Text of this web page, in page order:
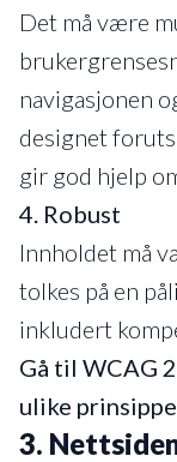
Det må være
navigasjonen
designet
gir god hjelp
4. Robust
Innholdet må
tolkes på en
inkludert
Gå til WCAG
ulike
3.